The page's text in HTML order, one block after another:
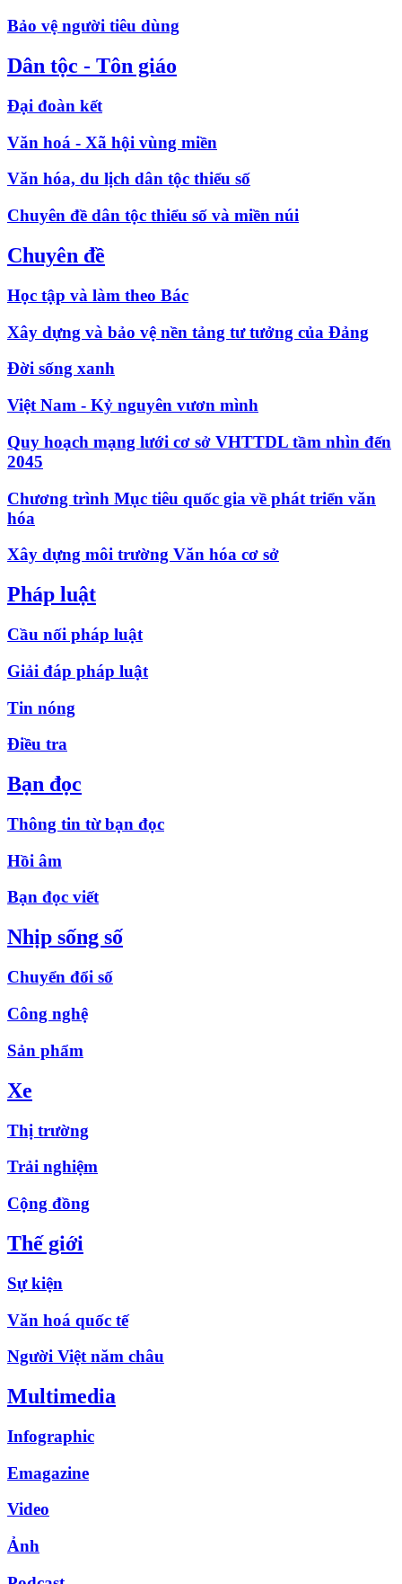
Bảo vệ người tiêu dùng
Dân tộc - Tôn giáo
Đại đoàn kết
Văn hoá - Xã hội vùng miền
Văn hóa, du lịch dân tộc thiểu số
Chuyên đề dân tộc thiểu số và miền núi
Chuyên đề
Học tập và làm theo Bác
Xây dựng và bảo vệ nền tảng tư tưởng của Đảng
Đời sống xanh
Việt Nam - Kỷ nguyên vươn mình
Quy hoạch mạng lưới cơ sở VHTTDL tầm nhìn đến
2045
Chương trình Mục tiêu quốc gia về phát triển văn
hóa
Xây dựng môi trường Văn hóa cơ sở
Pháp luật
Cầu nối pháp luật
Giải đáp pháp luật
Tin nóng
Điều tra
Bạn đọc
Thông tin từ bạn đọc
Hồi âm
Bạn đọc viết
Nhịp sống số
Chuyển đổi số
Công nghệ
Sản phẩm
Xe
Thị trường
Trải nghiệm
Cộng đồng
Thế giới
Sự kiện
Văn hoá quốc tế
Người Việt năm châu
Multimedia
Infographic
Emagazine
Video
Ảnh